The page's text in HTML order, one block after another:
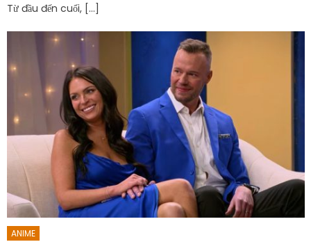
Từ đầu đến cuối, […]
ANIME